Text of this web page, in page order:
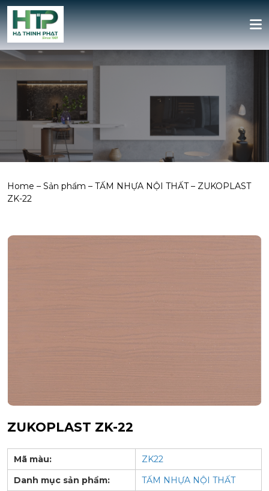
Home – Sản phẩm – TẤM NHỰA NỘI THẤT– ZUKOPLAST
ZK-22
ZUKOPLAST ZK-22
Mã màu:
ZK22
Danh mục sản phẩm:
TẤM NHỰA NỘI THẤT